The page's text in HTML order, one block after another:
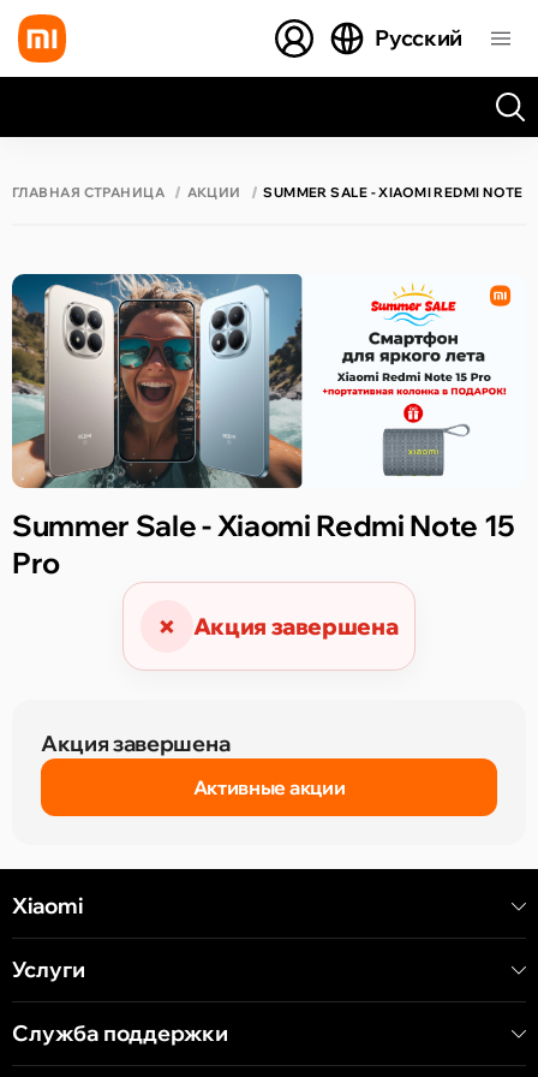
Русский
ГЛАВНАЯ СТРАНИЦА АКЦИИ SUMMER SALE - XIAOMI REDMI NOTE
Summer Sale - Xiaomi Redmi Note 15
Pro
×
Акция завершена
Акция завершена
Активные акции
Xiaomi
Услуги
Служба поддержки